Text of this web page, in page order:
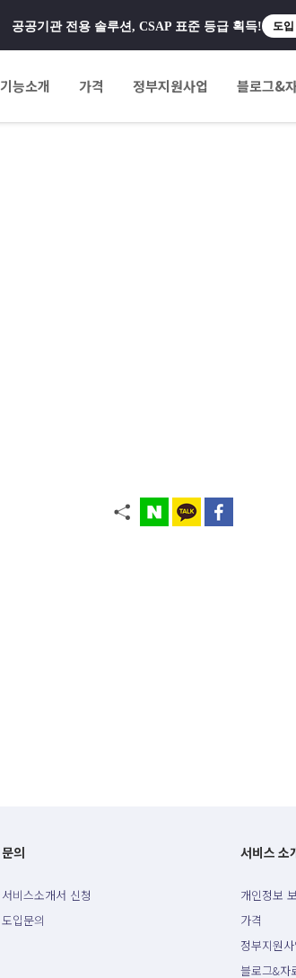
공공기관 전용 솔루션, CSAP 표준 등급 획득! 도
기능소개 가격 정부지원사업 블로그&
문의
서비스소개서 신청
도입문의
서비스 소
개인정보
가격
정부지원
블로그&자